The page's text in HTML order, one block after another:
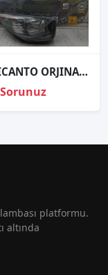
KIA PICANTO ORJINAL ÇIKMA SAĞ FAR
platformu.
altında